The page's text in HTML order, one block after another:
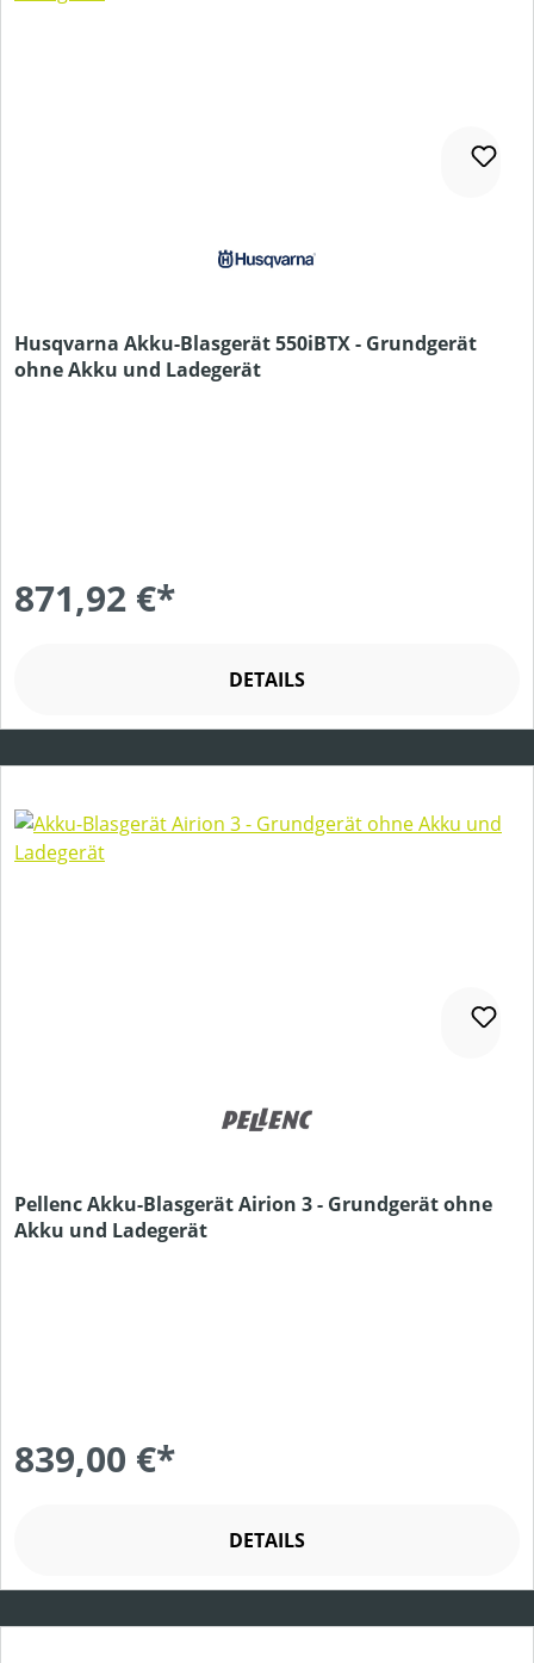
Husqvarna Akku-Blasgerät 550iBTX - Grundgerät
ohne Akku und Ladegerät
871,92 €*
DETAILS
Pellenc Akku-Blasgerät Airion 3 - Grundgerät ohne
Akku und Ladegerät
839,00 €*
DETAILS